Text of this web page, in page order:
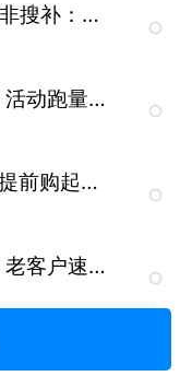
03.《连环起量14法3》非搜补：安全补单（配工具）_1.mp4
13.《连环起量14法13》活动跑量：各种活动配合操作_1.mp4
11.《连环起量14法11》提前购起量：高权重赢在起跑线_1.mp4
10.《连环起量14法10》老客户速爆：大额优惠私发起量_1.mp4